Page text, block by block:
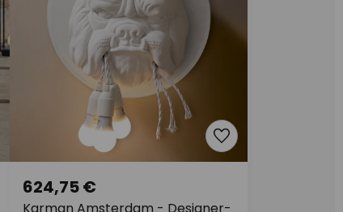
Karman Amsterdam - Designer-
624,75 €